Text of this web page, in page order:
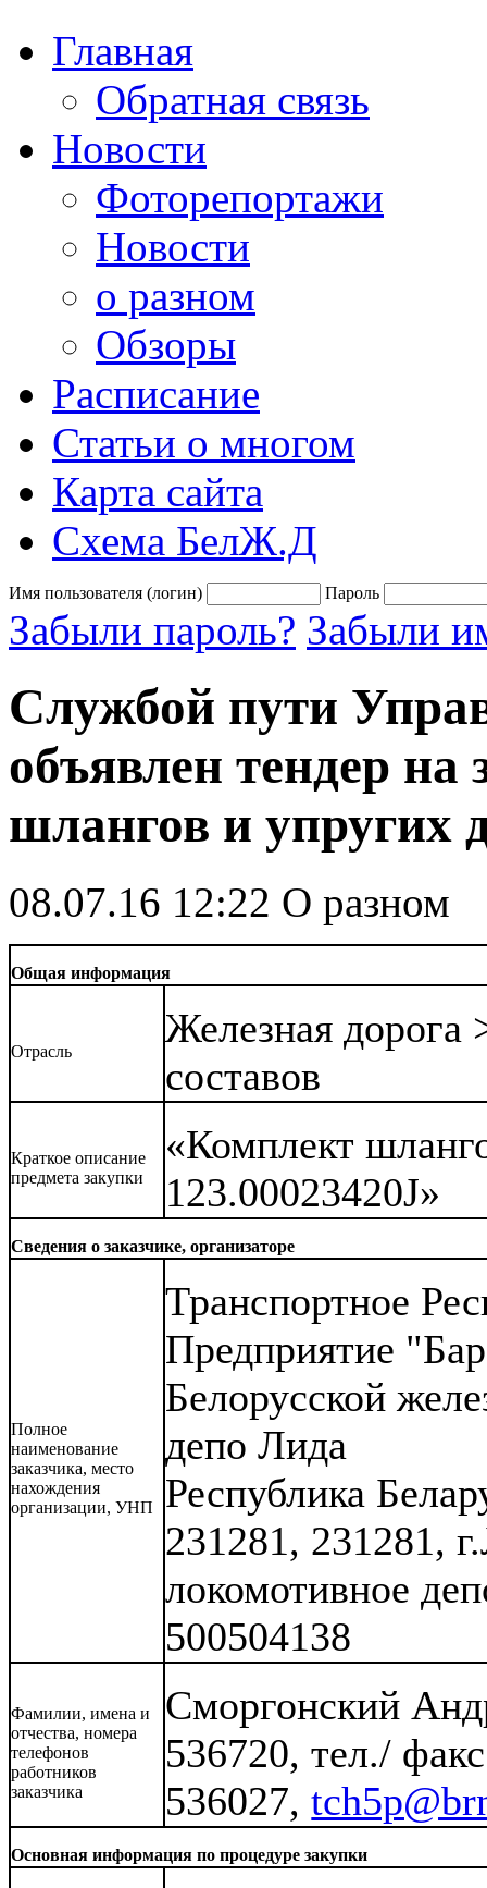
Главная
Обратная связь
Новости
Фоторепортажи
Новости
о разном
Обзоры
Расписание
Статьи о многом
Карта сайта
Схема БелЖ.Д
Имя пользователя (логин) Пароль
Забыли пароль? Забыли
Службой пути
объявлен тендер
шлангов и упругих
08.07.16 12:22 О разном
Общая информация
Отрасль
Железная
составов
Краткое описание
предмета закупки
«Комплект
123.00023420J»
Сведения о заказчике, организаторе
Полное
наименование
заказчика, место
нахождения
организации, УНП
Транспортное
Предприятие
Белорусской
депо Лида
Республика
231281, 231281,
локомотивное
500504138
Фамилии, имена и
отчества, номера
телефонов
работников
заказчика
Сморгонский
536720, тел./
536027,
Основная информация по процедуре закупки